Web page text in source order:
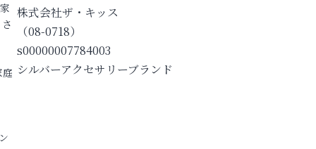
株式会社ザ・キッス
（08-0718）
s00000007784003
シルバーアクセサリーブランド